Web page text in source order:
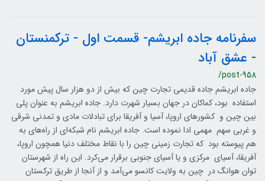
سفرنامه جاده ابریشم- قسمت اول - ترکمنستان
- عشق آباد
/post-958
جاده ابریشم جاده قدیمی تجارت چین که بیش از دو هزار سال پیش مورد
استفاده بود، کماکان در جهان بسیار شهرت دارد. جاده ابریشم به عنوان پلی
بین چین و کشورهای اروپا، آسیا و آفریقا برای تبادلات مادی و تمدنی شرقی
و غربی سهم مهمی ادا نموده است. جاده ابریشم نام شبکه‌ای از راه‌های به
هم پیوسته بود که تجارت زمینی چین را با نقاط مختلف دنیا همچون اروپا،
آفریقا، آسیای مرکزی و یا آسیای جنوبی برقرار می‌کرد. این راه از شهرستان
توان هوانگ در چین به ولایت کانسو می‌آمد و از آنجا از طریق ترکستان